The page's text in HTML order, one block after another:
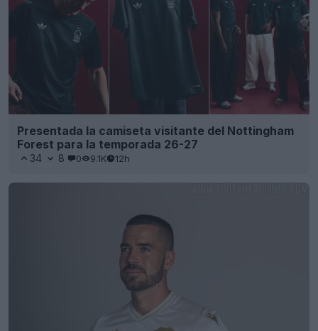
Presentada la camiseta visitante del Nottingham
Forest para la temporada 26-27
34 8 0 9.1K 12h